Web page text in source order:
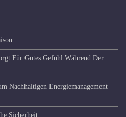
Für Gutes Gefühl Während Der
Nachhaltigen Energiemanagement
Sicherheit